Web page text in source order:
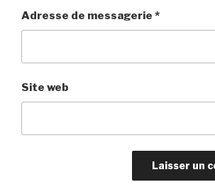
Adresse de messagerie *
Site web